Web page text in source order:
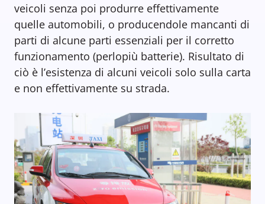
veicoli senza poi produrre effettivamente
quelle automobili, o producendole mancanti di
parti di alcune parti essenziali per il corretto
funzionamento (perlopiù batterie). Risultato di
ciò è l’esistenza di alcuni veicoli solo sulla carta
e non effettivamente su strada.